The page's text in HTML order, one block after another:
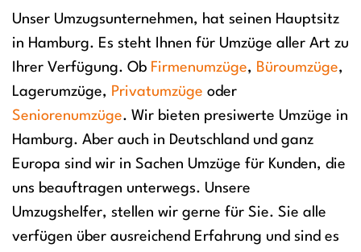
Unser Umzugsunternehmen, hat seinen Hauptsitz
in Hamburg. Es steht Ihnen für Umzüge aller Art zu
Ihrer Verfügung. Ob Firmenumzüge, Büroumzüge,
Lagerumzüge, Privatumzüge oder
Seniorenumzüge. Wir bieten presiwerte Umzüge in
Hamburg. Aber auch in Deutschland und ganz
Europa sind wir in Sachen Umzüge für Kunden, die
uns beauftragen unterwegs. Unsere
Umzugshelfer, stellen wir gerne für Sie. Sie alle
verfügen über ausreichend Erfahrung und sind es